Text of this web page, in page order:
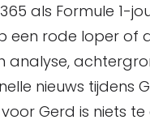
als Formule 1-
een rode loper of
analyse,
nieuws tijdens
Gerd is niets te